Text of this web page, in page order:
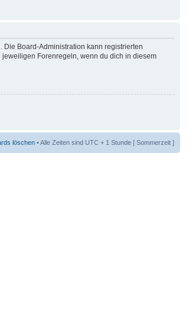
Board-Administration kann registrierten
Forenregeln, wenn du dich in diesem
löschen • Alle Zeiten sind UTC + 1 Stunde [ Sommerzeit ]